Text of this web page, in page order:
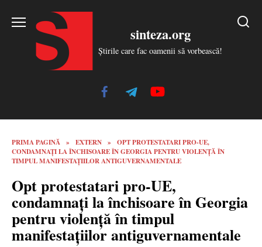
sinteza.org
Știrile care fac oamenii să vorbească!
PRIMA PAGINĂ » EXTERN »
OPT PROTESTATARI PRO-UE,
CONDAMNAȚI LA ÎNCHISOARE ÎN GEORGIA PENTRU VIOLENȚĂ ÎN
TIMPUL MANIFESTAȚIILOR ANTIGUVERNAMENTALE
Opt protestatari pro-UE,
condamnați la închisoare în Georgia
pentru violență în timpul
manifestațiilor antiguvernamentale